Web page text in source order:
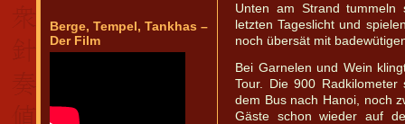
Berge, Tempel, Tankhas –
Der Film
Unten am Strand tummeln
letzten Tageslicht und
noch übersät mit
Bei Garnelen und Wein
Tour. Die 900
dem Bus nach Hanoi, noch
Gäste schon wieder auf